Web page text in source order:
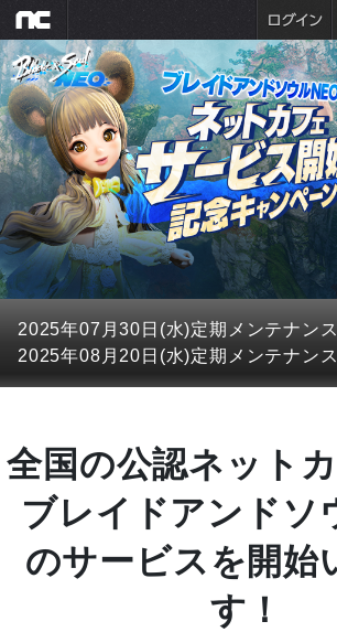
2025年07月30日(水)定期メンテナン
2025年08月20日(水)定期メンテナン
全国の公認ネット
ブレイドアンドソ
のサービスを開始
す！